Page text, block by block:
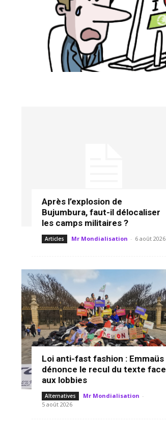
Après l’explosion de
Bujumbura, faut-il délocaliser
les camps militaires ?
Articles Mr Mondialisation - 6 août 2026
Loi anti-fast fashion : Emmaüs
dénonce le recul du texte face
aux lobbies
Alternatives Mr Mondialisation -
5 août 2026